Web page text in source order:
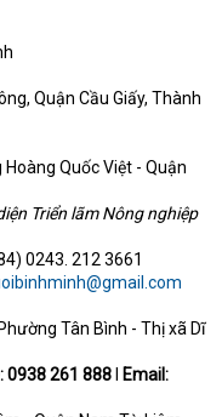
Quận Cầu Giấy, Thành
Quốc Việt - Quận
Triển lãm Nông nghiệp
0243. 212 3661
Tân Bình - Thị xã Dĩ
0938 261 888
Email: